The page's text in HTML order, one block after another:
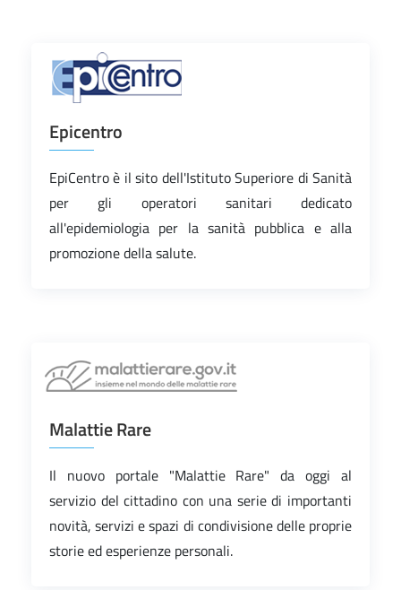
Epicentro
EpiCentro è il sito dell'Istituto Superiore di Sanità
per gli operatori sanitari dedicato
all'epidemiologia per la sanità pubblica e alla
promozione della salute.
Malattie Rare
Il nuovo portale "Malattie Rare" da oggi al
servizio del cittadino con una serie di importanti
novità, servizi e spazi di condivisione delle proprie
storie ed esperienze personali.